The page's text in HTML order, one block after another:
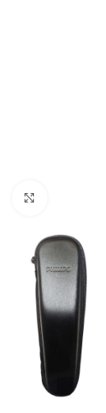
Haga clic